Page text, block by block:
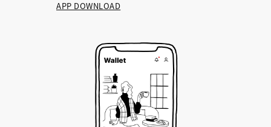
APP DOWNLOAD